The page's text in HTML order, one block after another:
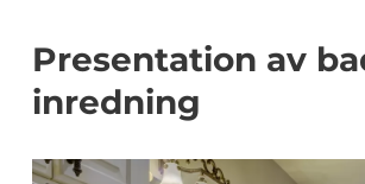
Presentation av
inredning